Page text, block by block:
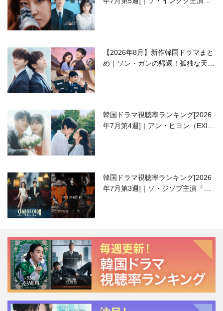
【2026年8月】新作韓国ドラマまと
め｜ソン・ガンの帰還！孤独な天才
韓国ドラマ視聴率ランキング[2026
年7月第4週]｜アン・ヒヨン（EXID
韓国ドラマ視聴率ランキング[2026
年7月第3週]｜ソ・ジソブ主演『エ